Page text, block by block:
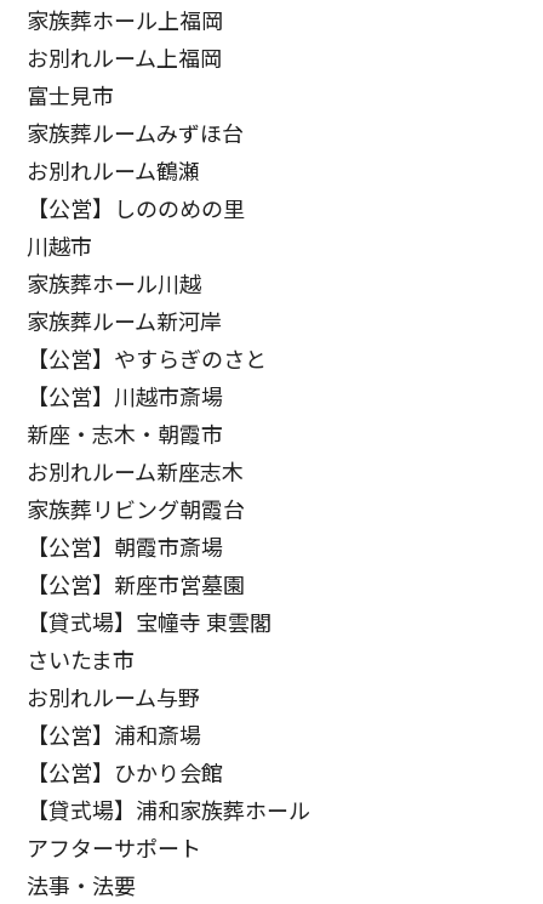
家族葬ホール上福岡
お別れルーム上福岡
富士見市
家族葬ルームみずほ台
お別れルーム鶴瀬
【公営】しののめの里
川越市
家族葬ホール川越
家族葬ルーム新河岸
【公営】やすらぎのさと
【公営】川越市斎場
新座・志木・朝霞市
お別れルーム新座志木
家族葬リビング朝霞台
【公営】朝霞市斎場
【公営】新座市営墓園
【貸式場】宝幢寺 東雲閣
さいたま市
お別れルーム与野
【公営】浦和斎場
【公営】ひかり会館
【貸式場】浦和家族葬ホール
アフターサポート
法事・法要